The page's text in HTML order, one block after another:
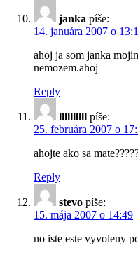
janka píše:
14. januára 2007 o
ahoj ja som janka
nemozem.ahoj
Reply
llllllllll píše:
25. februára 2007 o
ahojte ako sa
Reply
stevo píše:
15. mája 2007 o 14:49
no iste este vyvoleny